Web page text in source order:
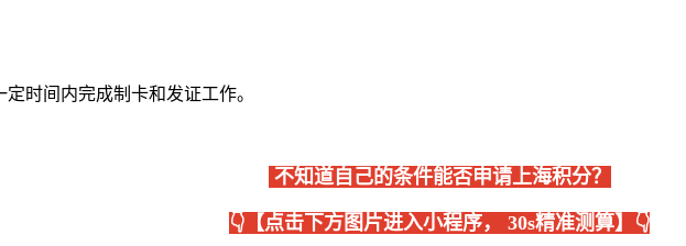
时间内完成制卡和发证工作。
不知道自己的条件能否申请上海积分？
👇【点击下方图片进入小程序， 30s精准测算】👇